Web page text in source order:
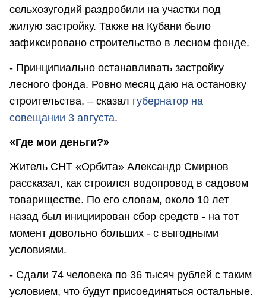
сельхозугодий раздробили на участки под
жилую застройку. Также на Кубани было
зафиксировано строительство в лесном фонде.
- Принципиально останавливать застройку
лесного фонда. Ровно месяц даю на остановку
строительства, – сказал губернатор на
совещании 3 августа.
«Где мои деньги?»
Житель СНТ «Орбита» Александр Смирнов
рассказал, как строился водопровод в садовом
товариществе. По его словам, около 10 лет
назад был инициирован сбор средств - на тот
момент довольно больших - с выгодными
условиями.
- Сдали 74 человека по 36 тысяч рублей с таким
условием, что будут присоединяться остальные.